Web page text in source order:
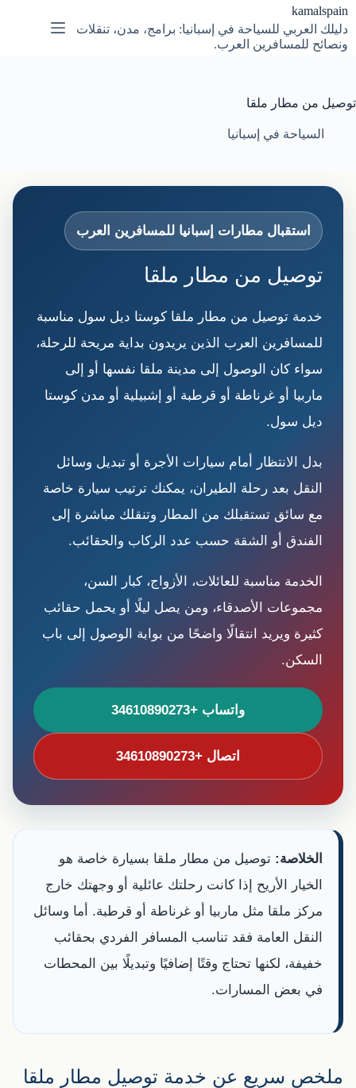
التجاوز
إلى
المحتوى
kamalspain
دليلك العربي للسياحة في إسبانيا: برامج، مدن، تنقلات
ونصائح للمسافرين العرب.
توصيل من مطار ملقا
السياحة في إسبانيا
استقبال مطارات إسبانيا للمسافرين العرب
توصيل من مطار ملقا
خدمة توصيل من مطار ملقا كوستا ديل سول مناسبة
للمسافرين العرب الذين يريدون بداية مريحة للرحلة،
سواء كان الوصول إلى مدينة ملقا نفسها أو إلى
ماربيا أو غرناطة أو قرطبة أو إشبيلية أو مدن كوستا
ديل سول.
بدل الانتظار أمام سيارات الأجرة أو تبديل وسائل
النقل بعد رحلة الطيران، يمكنك ترتيب سيارة خاصة
مع سائق تستقبلك من المطار وتنقلك مباشرة إلى
الفندق أو الشقة حسب عدد الركاب والحقائب.
الخدمة مناسبة للعائلات، الأزواج، كبار السن،
مجموعات الأصدقاء، ومن يصل ليلًا أو يحمل حقائب
كثيرة ويريد انتقالًا واضحًا من بوابة الوصول إلى باب
السكن.
واتساب +34610890273
اتصال +34610890273
الخلاصة: توصيل من مطار ملقا بسيارة خاصة هو
الخيار الأريح إذا كانت رحلتك عائلية أو وجهتك خارج
مركز ملقا مثل ماربيا أو غرناطة أو قرطبة. أما وسائل
النقل العامة فقد تناسب المسافر الفردي بحقائب
خفيفة، لكنها تحتاج وقتًا إضافيًا وتبديلًا بين المحطات
في بعض المسارات.
ملخص سريع عن خدمة توصيل مطار ملقا